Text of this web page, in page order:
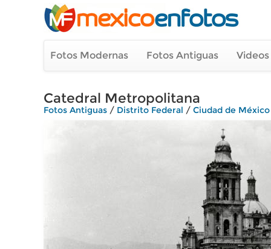
Fotos Modernas Fotos Antiguas
Catedral Metropolitana
Fotos Antiguas / Distrito Federal / Ciudad de México